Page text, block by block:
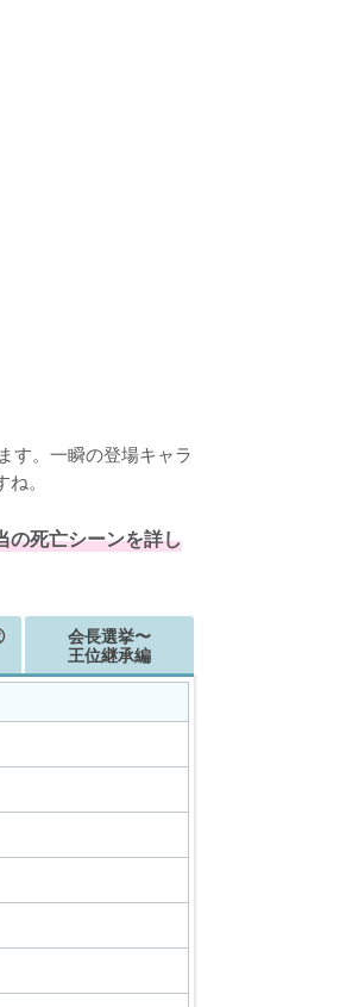
す。一瞬の登場キャラ
。
の死亡シーンを詳し
会長選挙〜
王位継承編